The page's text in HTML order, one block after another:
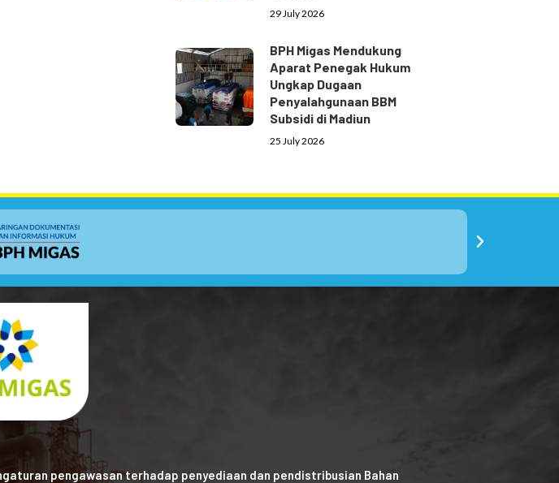
29 July 2026
BPH Migas Mendukung
Aparat Penegak Hukum
Ungkap Dugaan
Penyalahgunaan BBM
Subsidi di Madiun
25 July 2026
pengawasan terhadap penyediaan dan pendistribusian Bahan